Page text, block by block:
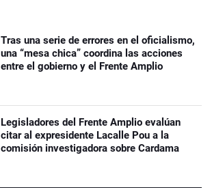
Tras una serie de errores en el oficialismo,
una “mesa chica” coordina las acciones
entre el gobierno y el Frente Amplio
Legisladores del Frente Amplio evalúan
citar al expresidente Lacalle Pou a la
comisión investigadora sobre Cardama